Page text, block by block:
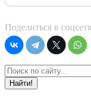
Отличный
рекомендую
Екатерина
Отлично!
Лучший врач
Поделиться в
Найти!